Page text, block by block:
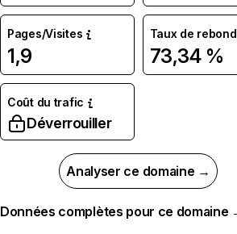
Pages/Visites
1,9
Taux de rebond
73,34 %
Coût du trafic
Déverrouiller
Analyser ce domaine →
Données complètes pour ce domaine